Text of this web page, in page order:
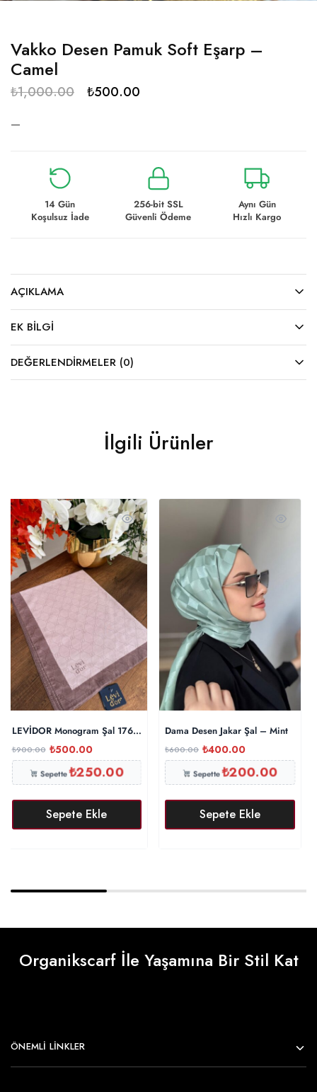
Vakko Desen Pamuk Soft Eşarp –
Camel
₺1,000.00 ₺500.00
—
14 Gün
Koşulsuz İade
256-bit SSL
Güvenli Ödeme
Aynı Gün
Hızlı Kargo
AÇIKLAMA
EK BILGI
DEĞERLENDIRMELER (0)
İlgili Ürünler
LEVİDOR Monogram Şal 17657 – Tozlu Eflatun
₺900.00 ₺500.00
Sepette₺250.00
Sepete Ekle
Dama Desen Jakar Şal – Mint
₺600.00 ₺400.00
Sepette₺200.00
Sepete Ekle
Organikscarf İle Yaşamına Bir Stil Kat
ÖNEMLI LINKLER